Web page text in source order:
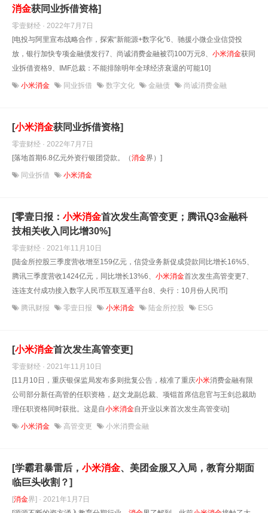
消金获同业拆借资格]
零壹财经 · 2022年7月7日
[电投与阿里宣布战略合作，探索“新能源+数字化”6、驰援小微企业信贷投
放，银行加快专项金融债发行7、尚诚消费金融被罚100万元8、 小米消金获同
业拆借资格9、IMF总裁：不能排除明年全球经济衰退的可能10]
小米消金 同业拆借 数字文化 金融债 尚诚消费金融
[小米消金获同业拆借资格]
零壹财经 · 2022年7月7日
[落地首期6.8亿元外资行银团贷款。（消金界）]
同业拆借 小米消金
[零壹日报： 小米消金首次发生高管变更；腾讯Q3金融科
技相关收入同比增30%]
零壹财经 · 2021年11月10日
[陆金所控股三季度营收增至159亿元，信贷业务新促成贷款同比增长16%5、
腾讯三季度营收1424亿元，同比增长13%6、 小米消金首次发生高管变更7、
连连支付成功接入数字人民币互联互通平台8、央行：10月份人民币]
腾讯财报 零壹日报 小米消金 陆金所控股 ESG
[小米消金首次发生高管变更]
零壹财经 · 2021年11月10日
[11月10日，重庆银保监局发布多则批复公告，核准了重庆小米消费金融有限
公司部分新任高管的任职资格，赵文龙副总裁、项锟首席信息官与王剑总裁助
理任职资格同时获批。这是自小米消金自开业以来首次发生高管变动]
小米消金 高管变更 小米消费金融
[学霸君暴雷后， 小米消金、美团金服又入局，教育分期面
临巨头收割？]
[消金界] · 2021年1月7日